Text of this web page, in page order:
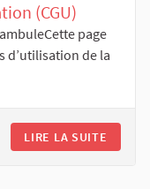
(CGU)
page
d’utilisation de la
LIRE LA SUITE